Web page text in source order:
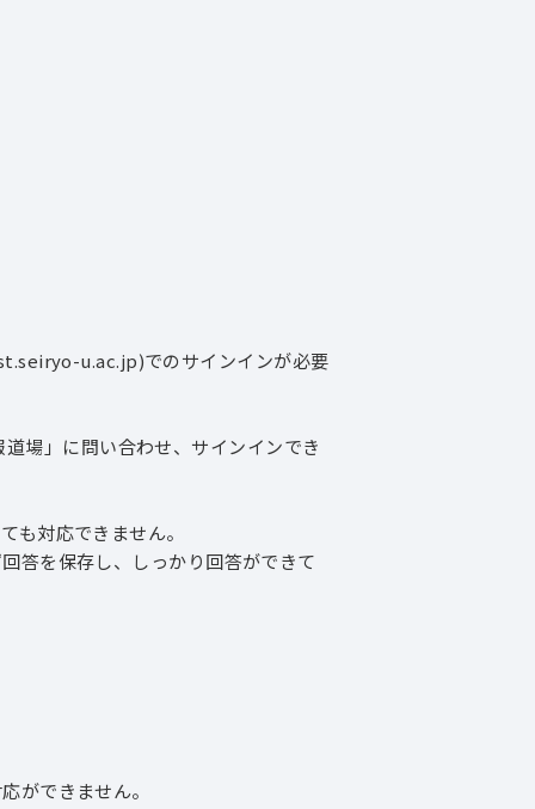
u.ac.jp)でのサインインが必要
場」に問い合わせ、サインインでき
対応できません。
答を保存し、しっかり回答ができて
ができません。